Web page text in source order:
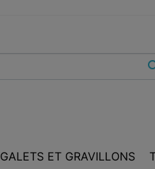
GALETS ET GRAVILLONS